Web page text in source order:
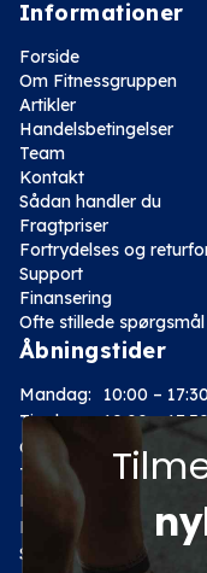
Informationer
Forside
Om Fitnessgruppen
Artikler
Handelsbetingelser
Team
Kontakt
Sådan handler du
Fragtpriser
Fortrydelses og
Support
Finansering
Ofte stillede
Åbningstider
Mandag:
10:00 – 17:30
Tirsdag: 10:00 –
Onsdag:
10:00 – 17:30
Torsdag:
10:00 –
Fredag:
Lørdag:
10:00 –
Søndag: Lukket